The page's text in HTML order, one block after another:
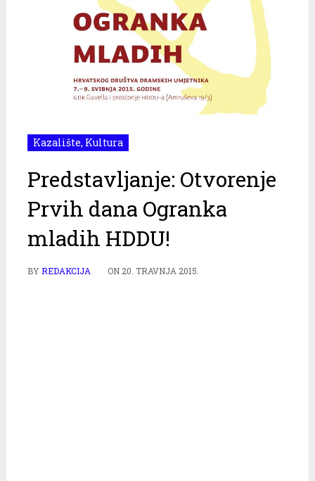
Kazalište, Kultura
Predstavljanje: Otvorenje
Prvih dana Ogranka
mladih HDDU!
BYREDAKCIJA ON 20. TRAVNJA 2015.